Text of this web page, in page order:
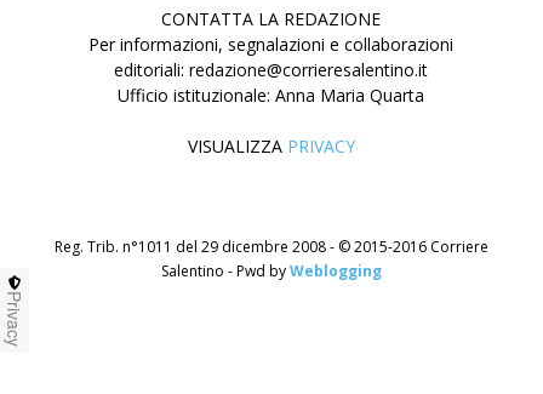
CONTATTA LA REDAZIONE
Per informazioni, segnalazioni e collaborazioni
editoriali: redazione@corrieresalentino.it
Ufficio istituzionale: Anna Maria Quarta
VISUALIZZA PRIVACY
Reg. Trib. n°1011 del 29 dicembre 2008 - © 2015-2016 Corriere
Salentino - Pwd byWeblogging
Privacy